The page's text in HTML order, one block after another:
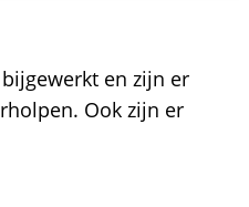
en zijn er
Ook zijn er